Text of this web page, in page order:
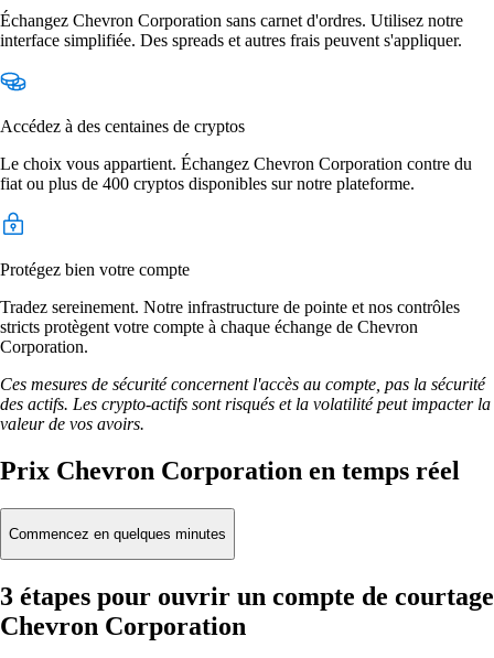
Échangez Chevron Corporation sans carnet d'ordres. Utilisez notre
interface simplifiée. Des spreads et autres frais peuvent s'appliquer.
Accédez à des centaines de cryptos
Le choix vous appartient. Échangez Chevron Corporation contre du
fiat ou plus de 400 cryptos disponibles sur notre plateforme.
Protégez bien votre compte
Tradez sereinement. Notre infrastructure de pointe et nos contrôles
stricts protègent votre compte à chaque échange de Chevron
Corporation.
Ces mesures de sécurité concernent l'accès au compte, pas la sécurité
des actifs. Les crypto-actifs sont risqués et la volatilité peut impacter la
valeur de vos avoirs.
Prix Chevron Corporation en temps réel
Commencez en quelques minutes
3 étapes pour ouvrir un compte de courtage
Chevron Corporation